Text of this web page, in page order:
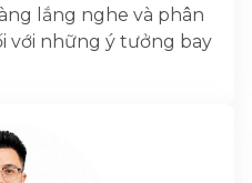
lắng nghe và phân
với những ý tưởng bay